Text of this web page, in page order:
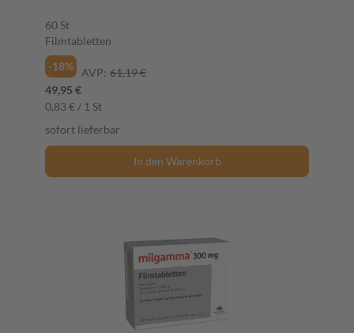
60 St
Filmtabletten
-18%
AVP: 61,19 €
49,95 €
0,83 € / 1 St
sofort lieferbar
In den Warenkorb